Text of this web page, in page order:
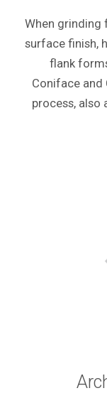
When grinding
surface finish,
flank
Coniface and
process, also